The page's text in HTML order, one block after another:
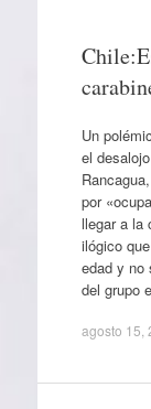
Un
el
por
llegar a la
ilógico
edad y no
del grupo
agosto 15,